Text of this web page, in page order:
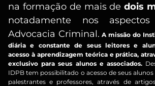
na formação de mais dedois
notadamente nos
Advocacia Criminal. A missão do
diária e constante de seus leitores e
acesso à aprendizagem teórica e prática,
exclusivo para seus alunos e associados.
IDPB tem possibilitado o acesso de seus
palestrantes e professores, através de